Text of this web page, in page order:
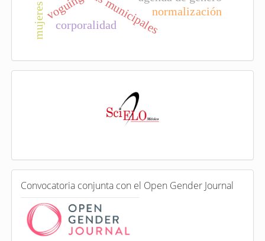
voguing
corporalidad
normalización
a
e
n
C
o
o
Convocatoria conjunta con el Open Gender Journal